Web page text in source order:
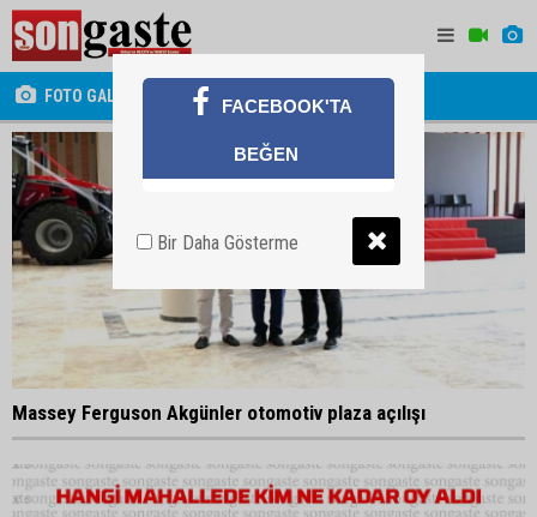
FOTO GALERİ
Massey Ferguson Akgünler otomotiv plaza açılışı
FACEBOOK'TA
BEĞEN
Bir Daha Gösterme